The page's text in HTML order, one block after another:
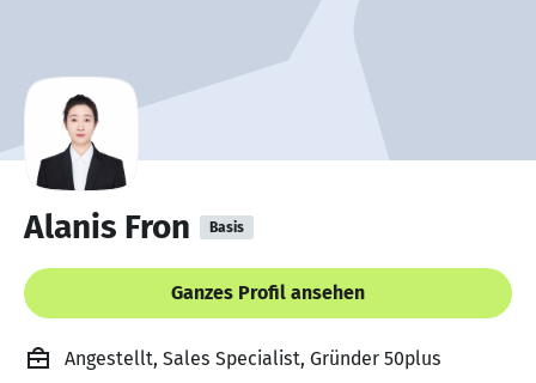
Alanis Fron Basis
Ganzes Profil ansehen
Angestellt, Sales Specialist, Gründer 50plus